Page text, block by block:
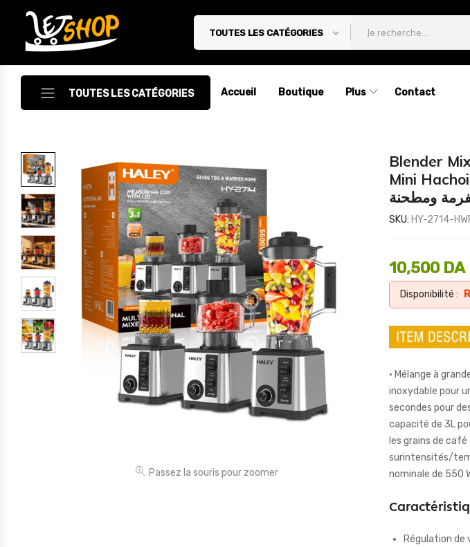
Letshop.dz
TOUTES LES CATÉGORIES
TOUTES LES CATÉGORIES
Accessoires
Accessoires Auto/Moto
Accessoires PC
Camping & Randonnée
Cuisine
Décoration
Electroménager
Électronique
Jouets
Accueil Boutique Plus Contact
Passez la souris pour zoomer
Blender
Mini
SKU: HY-2714-
10,500 DA
Disponibilité :
• Mélange à
inoxydable pour
secondes pour
capacité de 3L
les grains de
surintensités/
nominale de 550
Régulation de